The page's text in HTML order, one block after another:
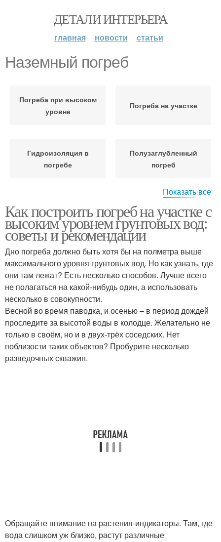
ДЕТАЛИ ИНТЕРЬЕРА
главная новости статьи
Наземный погреб
Погреба при высоком
уровне
Погреба на участке
Гидроизоляция в
погребе
Полузаглубленный
погреб
Погреба в условиях Кирпичный погреб
Бетонный погреб Погреб из пластика
Пристенный погреб Погреб из кирпича
Бюджетный погреб Винный погреб
Показать все
Как построить погреб на участке с
высоким уровнем грунтовых вод:
советы и рекомендации
Дно погреба должно быть хотя бы на полметра выше
максимального уровня грунтовых вод. Но как узнать, где
они там лежат? Есть несколько способов. Лучше всего
не полагаться на какой-нибудь один, а использовать
несколько в совокупности.
Весной во время паводка, и осенью – в период дождей
проследите за высотой воды в колодце. Желательно не
только в своём, но и в двух-трёх соседских. Нет
поблизости таких объектов? Пробурите несколько
разведочных скважин.
Обращайте внимание на растения-индикаторы. Там, где
вода слишком уж близко, растут различные